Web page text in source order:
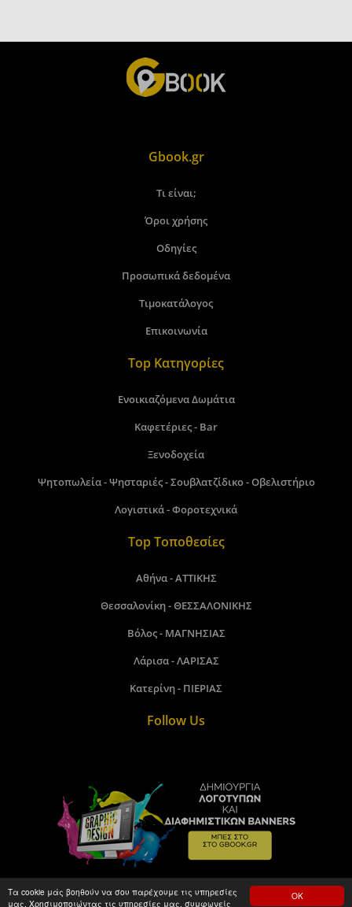
ΟΚ
Τα cookie μάς βοηθούν να σου παρέχουμε τις υπηρεσίες
μας. Χρησιμοποιώντας τις υπηρεσίες μας, συμφωνείς
Gbook.gr
Τι είναι;
Όροι χρήσης
Οδηγίες
Προσωπικά δεδομένα
Τιμοκατάλογος
Επικοινωνία
Top Κατηγορίες
Ενοικιαζόμενα Δωμάτια
Καφετέριες - Bar
Ξενοδοχεία
Ψητοπωλεία - Ψησταριές - Σουβλατζίδικο - Οβελιστήριο
Λογιστικά - Φοροτεχνικά
Top Τοποθεσίες
Αθήνα - ΑΤΤΙΚΗΣ
Θεσσαλονίκη - ΘΕΣΣΑΛΟΝΙΚΗΣ
Βόλος - ΜΑΓΝΗΣΙΑΣ
Λάρισα - ΛΑΡΙΣΑΣ
Κατερίνη - ΠΙΕΡΙΑΣ
Follow Us